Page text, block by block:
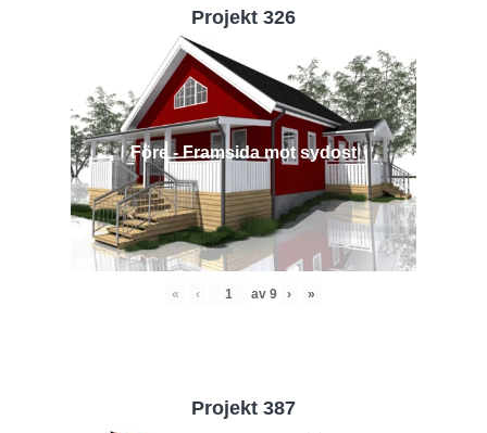
Projekt 326
Före - Framsida mot sydost
« ‹ av 9 › »
Projekt 387